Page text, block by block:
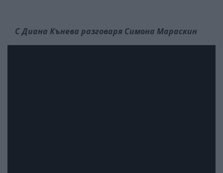
С Диана Кънева разговаря Симона Мараскин